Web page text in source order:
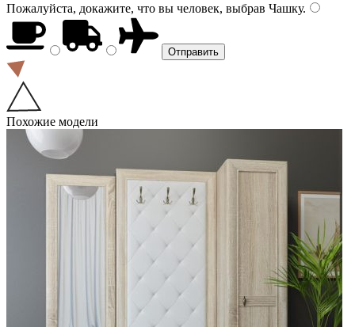
Пожалуйста, докажите, что вы человек, выбрав Чашку.
Похожие модели